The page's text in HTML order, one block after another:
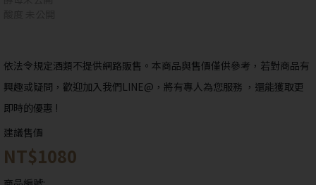
依法令規定酒類不提供網路販售。本商品與售價僅供參考，若對商品有
興趣或疑問，歡迎加入我們LINE@，將有專人為您服務 ，還能獲取更
即時的優惠 !
建議售價
NT$1080